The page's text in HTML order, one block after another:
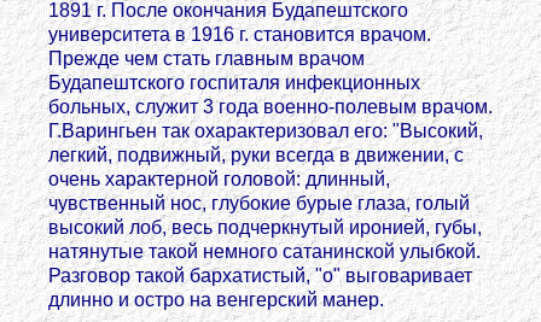
1891 г. После окончания Будапештского
университета в 1916 г. становится врачом.
Прежде чем стать главным врачом
Будапештского госпиталя инфекционных
больных, служит 3 года военно-полевым врачом.
Г.Варингьен так охарактеризовал его: "Высокий,
легкий, подвижный, руки всегда в движении, с
очень характерной головой: длинный,
чувственный нос, глубокие бурые глаза, голый
высокий лоб, весь подчеркнутый иронией, губы,
натянутые такой немного сатанинской улыбкой.
Разговор такой бархатистый, "о" выговаривает
длинно и остро на венгерский манер.